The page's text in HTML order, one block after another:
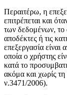
Περαιτέρω, η
επιτρέπεται και
των δεδομένων, το
αποδέκτες ή τις
επεξεργασία είναι
οποία ο χρήστης
κατά το
ακόμα και χωρίς
ν.3471/2006).